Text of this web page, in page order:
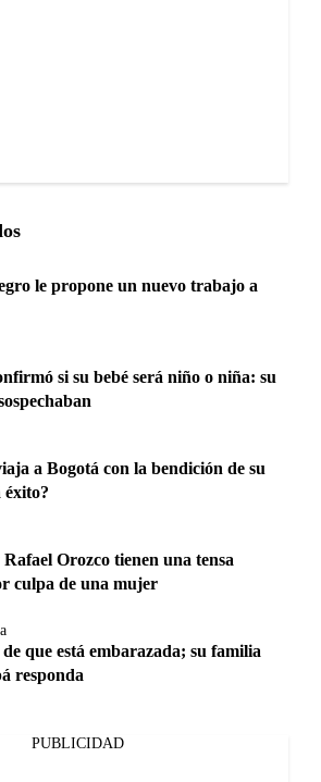
le propone un nuevo trabajo a
si su bebé será niño o niña: su
a Bogotá con la bendición de su
Orozco tienen una tensa
culpa de una mujer
que está embarazada; su familia
responda
PUBLICIDAD